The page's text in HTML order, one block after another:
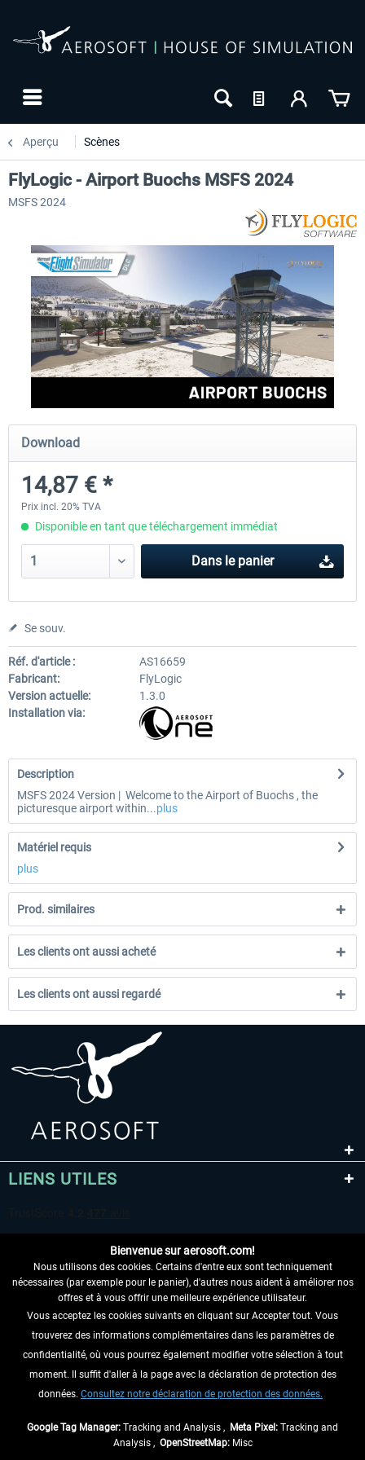
Aperçu Scènes
Aerosoft Mega Airport Brussels
25,16 € *
Aerosoft Airport Cologne/
FlyLogic - Airport Buochs MSFS 2024
MSFS 2024
Download
14,87 € *
Prix incl. 20% TVA
Disponible en tant que téléchargement immédiat
Dans le panier
Se souv.
Réf. d'article :
AS16659
Fabricant:
FlyLogic
Version actuelle:
1.3.0
Installation via:
Description
MSFS 2024 Version | Welcome to the Airport of Buochs , the
picturesque airport within...plus
Matériel requis
plus
Prod. similaires
Les clients ont aussi acheté
Les clients ont aussi regardé
LIENS UTILES
RENONCER AU CONTRAT ICI
INFORMATIONS
NE MANQUEZ PAS LES DERNIÈRES
Bienvenue sur aerosoft.com!
Nous utilisons des cookies. Certains d'entre eux sont techniquement
nécessaires (par exemple pour le panier), d'autres nous aident à améliorer nos
offres et à vous offrir une meilleure expérience utilisateur.
Vous acceptez les cookies suivants en cliquant sur Accepter tout. Vous
trouverez des informations complémentaires dans les paramètres de
confidentialité, où vous pourrez également modifier votre sélection à tout
moment. Il suffit d'aller à la page avec la déclaration de protection des
données. Consultez notre déclaration de protection des données.
Google Tag Manager: Tracking and Analysis , Meta Pixel: Tracking and
Analysis , OpenStreetMap:Misc